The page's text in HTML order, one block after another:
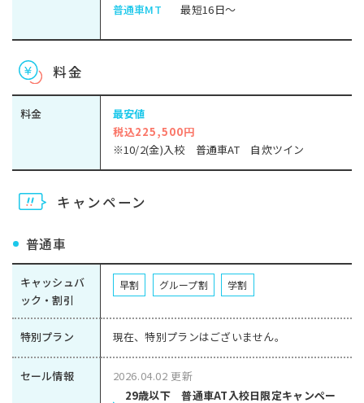
普通車MT
最短16日～
料金
料金
最安値
税込225,500円
※10/2(金)入校 普通車AT 自炊ツイン
キャンペーン
普通車
キャッシュバ
ック・割引
早割 グループ割 学割
特別プラン 現在、特別プランはございません。
セール情報
2026.04.02 更新
29歳以下 普通車AT入校日限定キャンペー